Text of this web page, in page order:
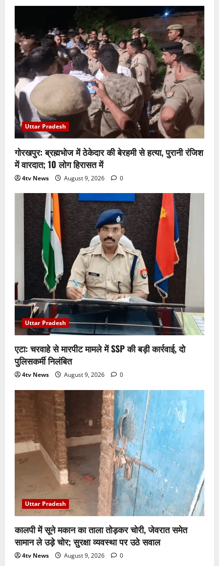
Uttar Pradesh
गोरखपुर: ब्रह्मभोज में ठेकेदार की बेरहमी से हत्या, पुरानी रंजिश
में वारदात; 10 लोग हिरासत में
4tv News August 9, 2026 0
Uttar Pradesh
एटा: चरवाहे से मारपीट मामले में SSP की बड़ी कार्रवाई, दो
पुलिसकर्मी निलंबित
4tv News August 9, 2026 0
Uttar Pradesh
कालपी में सूने मकान का ताला तोड़कर चोरी, जेवरात समेत
सामान ले उड़े चोर; सुरक्षा व्यवस्था पर उठे सवाल
4tv News August 9, 2026 0